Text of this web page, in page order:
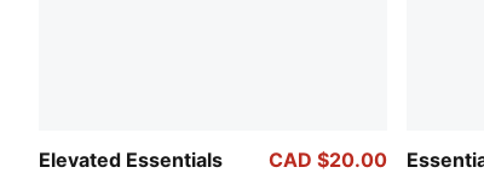
Elevated Essentials
CAD $20.00